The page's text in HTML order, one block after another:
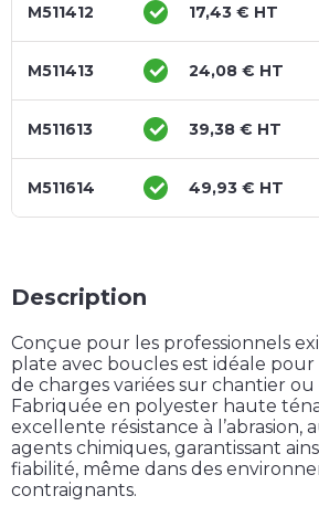
M511412 17,43 € HT
M511413 24,08 € HT
M511613 39,38 € HT
M511614 49,93 € HT
Description
Conçue pour les professionnels
plate avec boucles est idéale
de charges variées sur chantier ou
Fabriquée en polyester haute
excellente résistance à l’abrasion,
agents chimiques, garantissant
fiabilité, même dans des
contraignants.